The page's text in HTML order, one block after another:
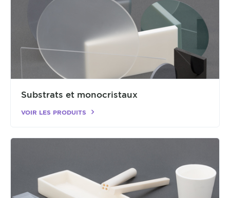
Substrats et monocristaux
VOIR LES PRODUITS